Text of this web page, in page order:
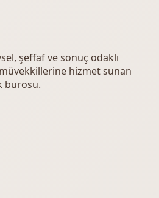
şeffaf ve sonuç odaklı
müvekkillerine hizmet sunan
bürosu.